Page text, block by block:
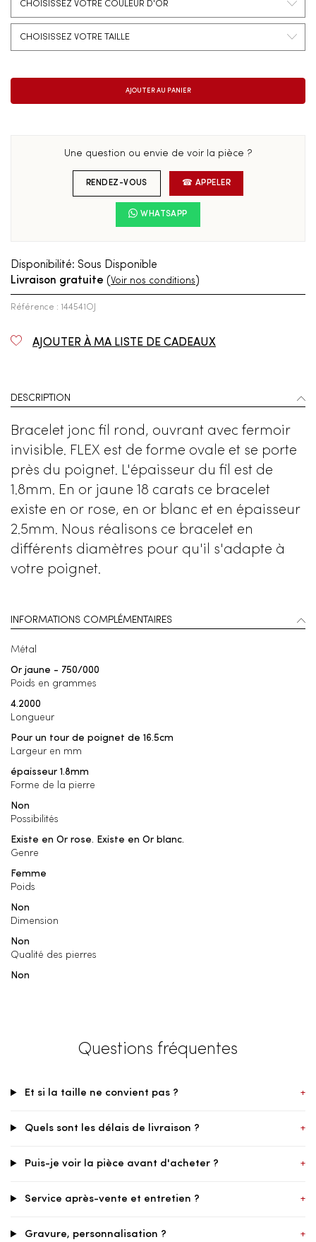
Une question ou envie de voir la pièce ?
RENDEZ-VOUS ☎ APPELER
WHATSAPP
Disponibilité: Sous Disponible
Livraison gratuite ( Voir nos conditions )
Référence : 144541OJ
AJOUTER À MA LISTE DE CADEAUX
DESCRIPTION
Bracelet jonc fil rond, ouvrant avec fermoir
invisible. FLEX est de forme ovale et se porte
près du poignet. L'épaisseur du fil est de
1.8mm. En or jaune 18 carats ce bracelet
existe en or rose, en or blanc et en épaisseur
2.5mm. Nous réalisons ce bracelet en
différents diamètres pour qu'il s'adapte à
votre poignet.
INFORMATIONS COMPLÉMENTAIRES
Métal
Or jaune - 750/000
Poids en grammes
4.2000
Longueur
Pour un tour de poignet de 16.5cm
Largeur en mm
épaisseur 1.8mm
Forme de la pierre
Non
Possibilités
Existe en Or rose. Existe en Or blanc.
Genre
Femme
Poids
Non
Dimension
Non
Qualité des pierres
Non
Questions fréquentes
Et si la taille ne convient pas ? +
Quels sont les délais de livraison ? +
Puis-je voir la pièce avant d'acheter ? +
Service après-vente et entretien ? +
Gravure, personnalisation ? +